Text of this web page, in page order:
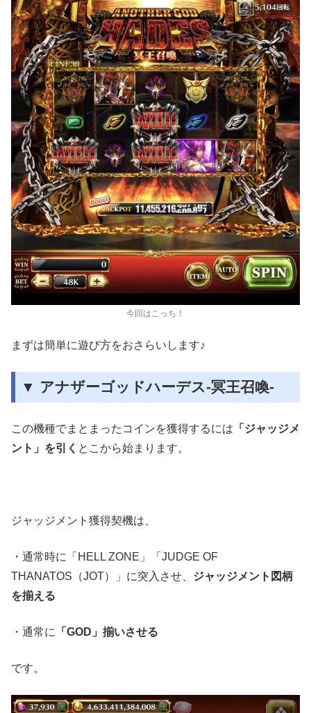
今回はこっち！
まずは簡単に遊び方をおさらいします♪
▼ アナザーゴッドハーデス-冥王召喚-
この機種でまとまったコインを獲得するには 「ジャッジメ
ント」を引く とこから始まります。
ジャッジメント獲得契機は、
・通常時に「HELL ZONE」「JUDGE OF
THANATOS（JOT）」に突入させ、 ジャッジメント図柄
を揃える
・通常に 「GOD」揃いさせる
です。